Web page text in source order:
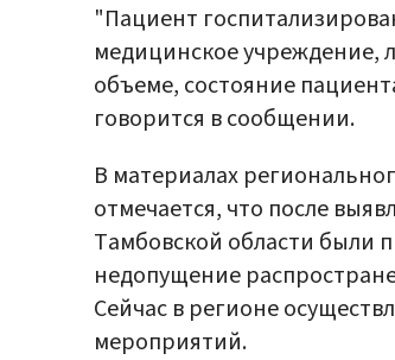
"Пациент
медицинское учреждение,
объеме, состояние
говорится в сообщении.
В материалах
отмечается, что после
Тамбовской области были
недопущение
Сейчас в регионе
мероприятий.